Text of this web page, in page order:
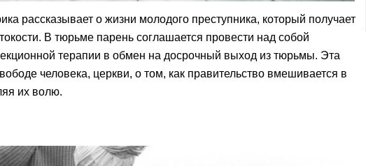
рассказывает о жизни молодого преступника, который получает
В тюрьме парень соглашается провести над собой
терапии в обмен на досрочный выход из тюрьмы. Эта
человека, церкви, о том, как правительство вмешивается в
их волю.